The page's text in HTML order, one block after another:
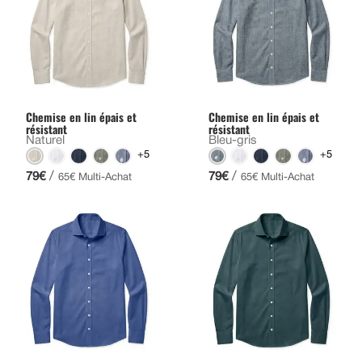
Chemise en lin épais et
résistant
Naturel
+5
79€ / 65€ Multi-Achat
Chemise en lin épais et
résistant
Bleu-gris
+5
79€ / 65€ Multi-Achat